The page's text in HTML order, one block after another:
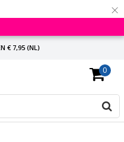
×
€ 7,95 (NL)
VANAF € 65,-
ANTWOORD
0